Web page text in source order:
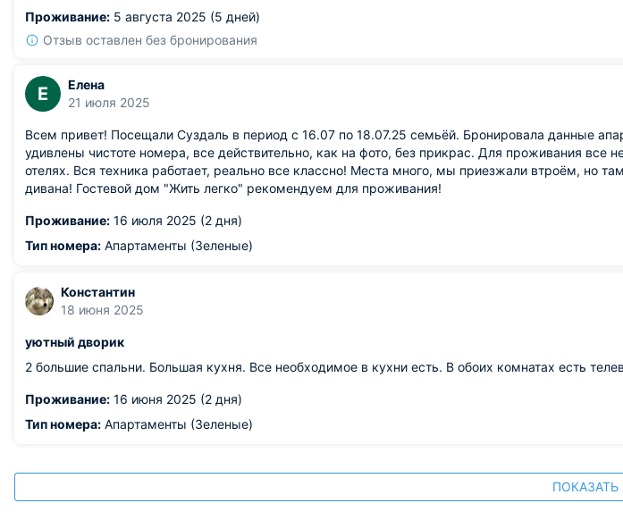
Проживание: 5 августа 2025 (5 дней)
Отзыв оставлен без бронирования
Е
Елена
21 июля 2025
Всем привет! Посещали Суздаль в период с 16.07 по 18.07.25 семьёй. Бронировала данные
удивлены чистоте номера, все действительно, как на фото, без прикрас. Для проживания все
отелях. Вся техника работает, реально все классно! Места много, мы приезжали втроём, но
дивана! Гостевой дом "Жить легко" рекомендуем для проживания!
Проживание: 16 июля 2025 (2 дня)
Тип номера: Апартаменты (Зеленые)
Константин
18 июня 2025
уютный дворик
2 большие спальни. Большая кухня. Все необходимое в кухни есть. В обоих комнатах есть
Проживание: 16 июня 2025 (2 дня)
Тип номера: Апартаменты (Зеленые)
ПОКАЗАТЬ